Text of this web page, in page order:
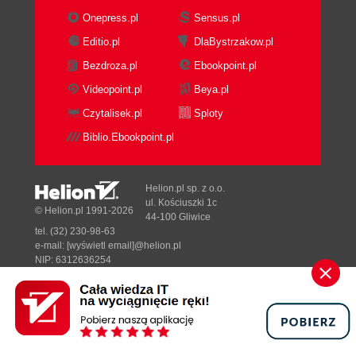
Interia (155)
Wprost (158)
Wizytówka (160)
Rozdział 13. Portale i szperacze sieciowe (163)
Wirtualna Polska (164)
Onet (165)
Yahoo! (168)
WOW (170)
AltaVista (171)
Polska AltaVista (173)
Deja News (174)
Infoseek (175)
Rozdział 14. Telefony komórkowe i poczta
elektroniczna (177)
Onepress.pl
Sensus.pl
Editio.pl
DlaBystrzakow.pl
Bezdroza.pl
Ebookpoint.pl
Videopoint.pl
Beya.pl
Czytalisek.pl
Sploty
Biblio.Ebookpoint.pl
Designed with ♥ byTonik.pl
© Helion.pl 1991-2026
Helion.pl sp. z o.o.
ul. Kościuszki 1c
44-100 Gliwice
tel. (32) 230-98-63
e-mail: [wyświetl email]@helion.pl
NIP: 6312636254
Pełna wersja strony »